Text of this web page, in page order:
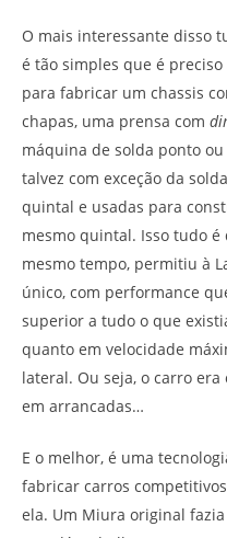
O mais interessante disso
é tão simples que é
para fabricar um chassis
chapas, uma prensa com
máquina de solda ponto
talvez com exceção da
quintal e usadas para
mesmo quintal. Isso tudo
mesmo tempo, permitiu à
único, com performance
superior a tudo o que
quanto em velocidade
lateral. Ou seja, o carro
em arrancadas…
E o melhor, é uma
fabricar carros
ela. Um Miura original fazia